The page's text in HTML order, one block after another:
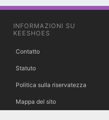
INFORMAZIONI SU
KEESHOES
Contatto
Statuto
Politica sulla riservatezza
Mappa del sito